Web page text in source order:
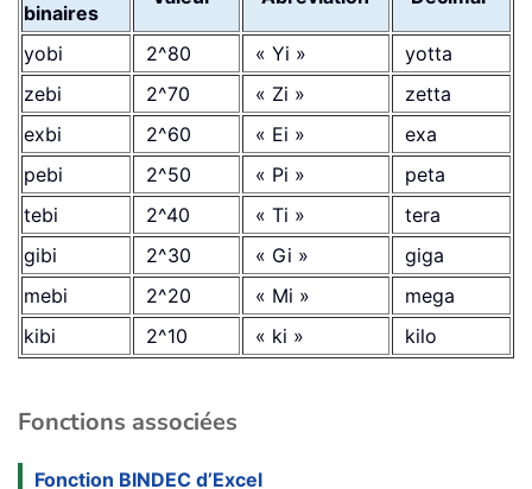
binaires
yobi 2^80 « Yi »
yotta
zebi
2^70 « Zi »
zetta
exbi
2^60 « Ei »
exa
pebi
2^50 « Pi »
peta
tebi
2^40 « Ti »
tera
gibi
2^30 « Gi »
giga
mebi
2^20 « Mi »
mega
kibi
2^10 « ki » kilo
Fonctions associées
Fonction BINDEC d’Excel